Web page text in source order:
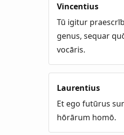
Vincentius
Tū igitur
genus, sequar
vocāris.
Laurentius
Et ego futūrus
hōrārum homō.